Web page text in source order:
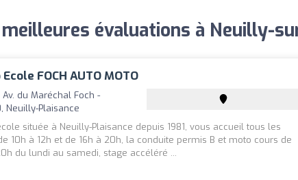
évaluations à Neuilly-
FOCH AUTO MOTO
Av. du Maréchal Foch -
Neuilly-Plaisance
située à Neuilly-Plaisance depuis 1981, vous accueil tous les
10h à 12h et de 16h à 20h, la conduite permis B et moto cours de
du lundi au samedi, stage accéléré ...